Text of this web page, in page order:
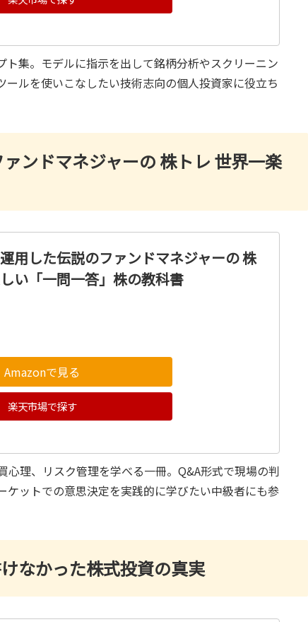
集。モデルに指示を出して銘柄分析やスクリーニン
ルを使いこなしたい技術志向の個人投資家に役立ち
ンドマネジャーの 株トレ 世界一楽
用した伝説のファンドマネジャーの 株
い「一問一答」株の教科書
Amazonで見る
楽天市場で探す
理、リスク管理を学べる一冊。Q&A形式で現場の判
ットでの意思決定を実践的に学びたい中級者にも参
なかった株式投資の真実